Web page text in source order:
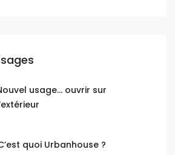
usage… ouvrir sur
quoi Urbanhouse ?